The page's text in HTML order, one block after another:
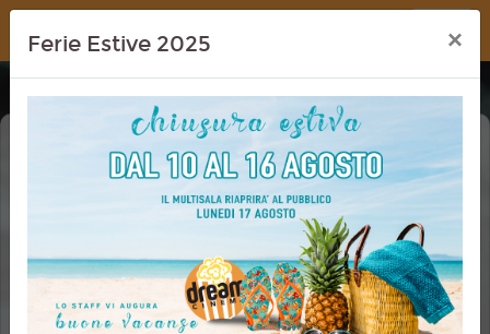
Dream Cinema
NO OTHER CHOICE - NON C'È ALTRA
Ferie Estive 2025 ×